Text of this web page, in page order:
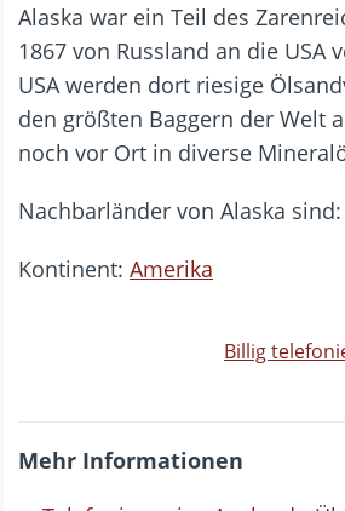
Alaska war ein Teil des
1867 von Russland an die USA
USA werden dort riesige
den größten Baggern der Welt
noch vor Ort in diverse
Nachbarländer von Alaska sind:
Kontinent: Amerika
Billig
Mehr Informationen